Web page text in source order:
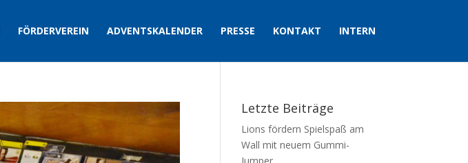
FÖRDERVEREIN ADVENTSKALENDER PRESSE KONTAKT INTERN
Letzte Beiträge
Lions fördern Spielspaß am
Wall mit neuem Gummi-